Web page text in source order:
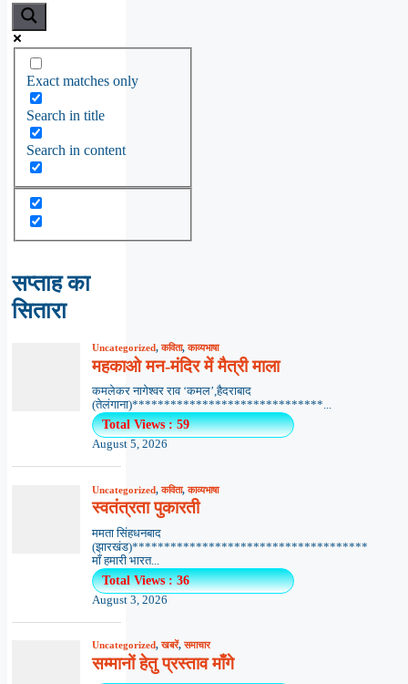
Exact matches only
Search in title
Search in content
सप्ताह का
सितारा
Uncategorized,कविता,काव्यभाषा
महकाओ मन-मंदिर में मैत्री माला
कमलेकर नागेश्वर राव ‘कमल’,हैदराबाद
(तेलंगाना)******************************...
Total Views : 59
August 5, 2026
Uncategorized,कविता,काव्यभाषा
स्वतंत्रता पुकारती
ममता सिंहधनबाद
(झारखंड)*************************************
माँ हमारी भारत...
Total Views : 36
August 3, 2026
Uncategorized,खबरें,समाचार
सम्मानों हेतु प्रस्ताव माँगे